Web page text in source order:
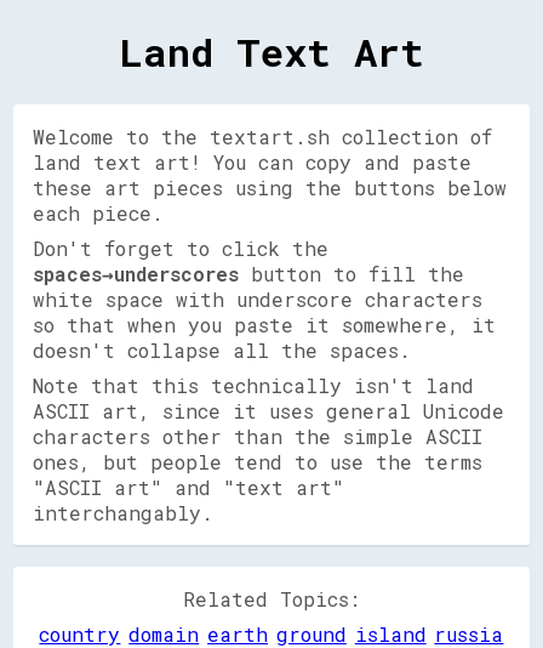
Land Text Art
Welcome to the textart.sh collection of
land text art! You can copy and paste
these art pieces using the buttons below
each piece.
Don't forget to click the
spaces→underscores button to fill the
white space with underscore characters
so that when you paste it somewhere, it
doesn't collapse all the spaces.
Note that this technically isn't land
ASCII art, since it uses general Unicode
characters other than the simple ASCII
ones, but people tend to use the terms
"ASCII art" and "text art"
interchangably.
Related Topics:
country domain earth ground island russia